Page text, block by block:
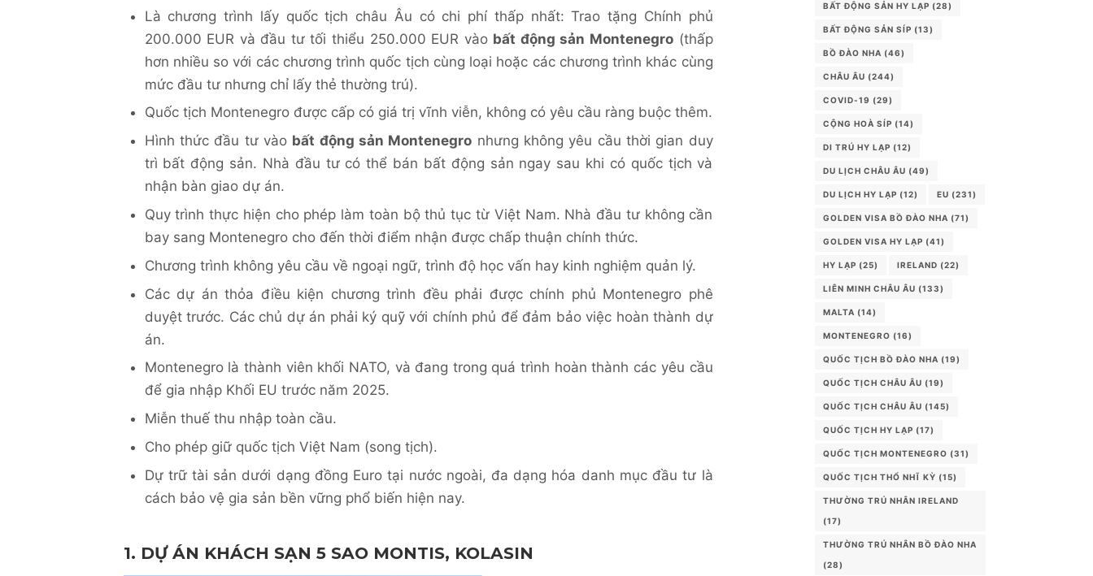
Là chương trình lấy quốc tịch châu Âu có chi phí thấp nhất: Trao tặng Chính phủ
200.000 EUR và đầu tư tối thiểu 250.000 EUR vào bất động sản Montenegro(thấp
hơn nhiều so với các chương trình quốc tịch cùng loại hoặc các chương trình khác cùng
mức đầu tư nhưng chỉ lấy thẻ thường trú).
Quốc tịch Montenegro được cấp có giá trị vĩnh viễn, không có yêu cầu ràng buộc thêm.
Hình thức đầu tư vào bất động sản Montenegro nhưng không yêu cầu thời gian duy
trì bất động sản. Nhà đầu tư có thể bán bất động sản ngay sau khi có quốc tịch và
nhận bàn giao dự án.
Quy trình thực hiện cho phép làm toàn bộ thủ tục từ Việt Nam. Nhà đầu tư không cần
bay sang Montenegro cho đến thời điểm nhận được chấp thuận chính thức.
Chương trình không yêu cầu về ngoại ngữ, trình độ học vấn hay kinh nghiệm quản lý.
Các dự án thỏa điều kiện chương trình đều phải được chính phủ Montenegro phê
duyệt trước. Các chủ dự án phải ký quỹ với chính phủ để đảm bảo việc hoàn thành dự
án.
Montenegro là thành viên khối NATO, và đang trong quá trình hoàn thành các yêu cầu
để gia nhập Khối EU trước năm 2025.
Miễn thuế thu nhập toàn cầu.
Cho phép giữ quốc tịch Việt Nam (song tịch).
Dự trữ tài sản dưới dạng đồng Euro tại nước ngoài, đa dạng hóa danh mục đầu tư là
cách bảo vệ gia sản bền vững phổ biến hiện nay.
1. DỰ ÁN KHÁCH SẠN 5 SAO MONTIS, KOLASIN
BẤT ĐỘNG SẢN HY LẠP (28)
BẤT ĐỘNG SẢN SÍP (13)
BỒ ĐÀO NHA (46)
CHÂU ÂU (244)
COVID-19 (29)
CỘNG HOÀ SÍP (14)
DI TRÚ HY LẠP (12)
DU LỊCH CHÂU ÂU (49)
DU LỊCH HY LẠP (12) EU (231)
GOLDEN VISA BỒ ĐÀO NHA (71)
GOLDEN VISA HY LẠP (41)
HY LẠP (25) IRELAND (22)
LIÊN MINH CHÂU ÂU (133)
MALTA (14)
MONTENEGRO (16)
QUỐC TỊCH BỒ ĐÀO NHA (19)
QUỐC TỊCH CHÂU ÂU (19)
QUỐC TỊCH CHÂU ÂU (145)
QUỐC TỊCH HY LẠP (17)
QUỐC TỊCH MONTENEGRO (31)
QUỐC TỊCH THỔ NHĨ KỲ (15)
THƯỜNG TRÚ NHÂN IRELAND
(17)
THƯỜNG TRÚ NHÂN BỒ ĐÀO NHA
(28)